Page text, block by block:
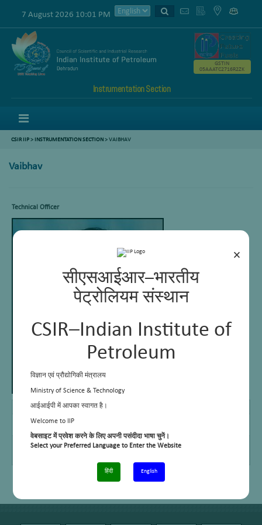
×
सीएसआईआर–भारतीय
पेट्रोलियम संस्थान
CSIR–Indian Institute of
Petroleum
विज्ञान एवं प्रौद्योगिकी मंत्रालय
Ministry of Science & Technology
आईआईपी में आपका स्वागत है।
Welcome to IIP
वेबसाइट में प्रवेश करने के लिए अपनी पसंदीदा भाषा चुनें।
Select your Preferred Language to Enter the Website
हिंदी English
7 August 2026 10:01 PM
Instrumentation Section
GSTIN
05AAATC2716R2ZK
CSIR IIP> INSTRUMENTATION SECTION> VAIBHAV
Vaibhav
Technical Officer
E Mail vaibhav.jangwan@iip.res.in
Telephone
+91-135-2525860/ 920
Area of
work/interest
Repair and maintenance of sophisticated analytical instruments and
pilot plants. In-house design and development of new bench scale